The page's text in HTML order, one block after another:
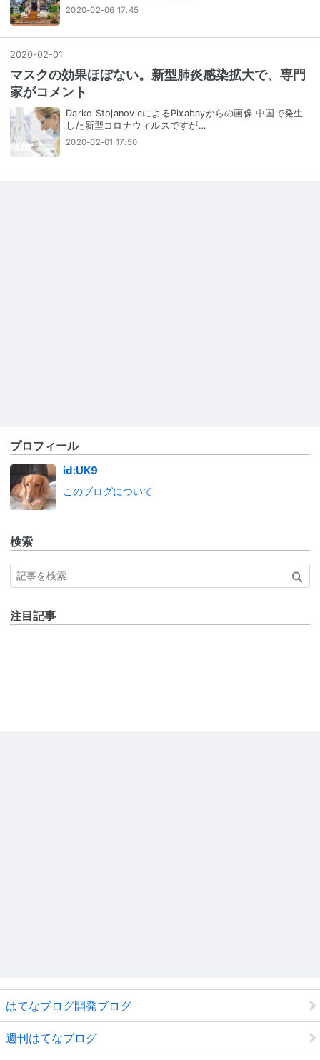
2020-02-06 17:45
2020-02-01
マスクの効果ほぼない。新型肺炎感染拡大で、専門
家がコメント
Darko StojanovicによるPixabayからの画像 中国で発生
した新型コロナウィルスですが…
2020-02-01 17:50
プロフィール
id:UK9
このブログについて
検索
注目記事
はてなブログ開発ブログ
週刊はてなブログ